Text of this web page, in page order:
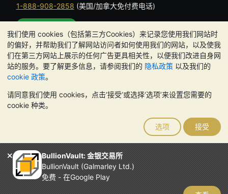
我们使用 cookies（包括第三方Cookies）来记录您使用我们网站时
的偏好，并帮助我们了解网站访问者如何使用我们的网站，以及使我
们在第三方网站上展示的任何广告更具相关性，以便我们改进自身网
站的服务。要了解更多信息，请参阅我们的 隐私政策 以及我们的
cookie 政策。
请同意我们使用 cookies，点击‘接受’或选择‘选项’来设置您需要的
cookie 种类。
选项 接受
BullionVault: 金银交易所
BullionVault (Galmarley Ltd.)
免费 - 在Google Play
1-888-908-2858 (美国/加拿大免付费电话)
办公时间:
9am to 8:30pm (英国时间), 周一至周五
Galmarley Ltd T/A BullionVault
3 Shortlands (7th Floor)
London
W6 8DA
贵金属的价值可能下跌也可能上涨。历史趋势不能保证未来
的价格走势。BullionVault 网站及其任何通讯中的任何内容均不构成
投资建议。您应该考虑寻求专业建议，以确定投资并持有金条是否适
合您。
Galmarley Ltd，以 BullionVault 名义开展业务，在英格兰和威尔士
注册，注册号为 4943684
BullionVault Ltd © 2026